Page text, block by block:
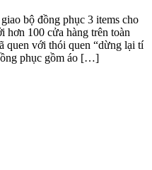
bộ đồng phục 3 items cho
100 cửa hàng trên toàn
quen với thói quen “dừng lại tí
phục gồm áo […]